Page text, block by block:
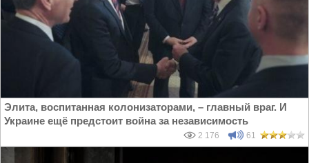
Элита, воспитанная колонизаторами, – главный враг. И
Украине ещё предстоит война за независимость
2 176 61